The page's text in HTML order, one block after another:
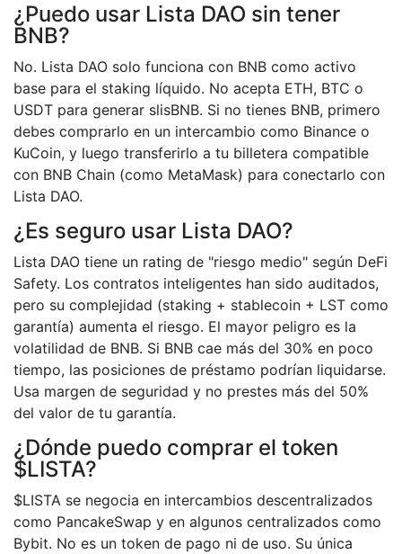
¿Puedo usar Lista DAO sin tener
BNB?
No. Lista DAO solo funciona con BNB como activo
base para el staking líquido. No acepta ETH, BTC o
USDT para generar slisBNB. Si no tienes BNB, primero
debes comprarlo en un intercambio como Binance o
KuCoin, y luego transferirlo a tu billetera compatible
con BNB Chain (como MetaMask) para conectarlo con
Lista DAO.
¿Es seguro usar Lista DAO?
Lista DAO tiene un rating de "riesgo medio" según DeFi
Safety. Los contratos inteligentes han sido auditados,
pero su complejidad (staking + stablecoin + LST como
garantía) aumenta el riesgo. El mayor peligro es la
volatilidad de BNB. Si BNB cae más del 30% en poco
tiempo, las posiciones de préstamo podrían liquidarse.
Usa margen de seguridad y no prestes más del 50%
del valor de tu garantía.
¿Dónde puedo comprar el token
$LISTA?
$LISTA se negocia en intercambios descentralizados
como PancakeSwap y en algunos centralizados como
Bybit. No es un token de pago ni de uso. Su única